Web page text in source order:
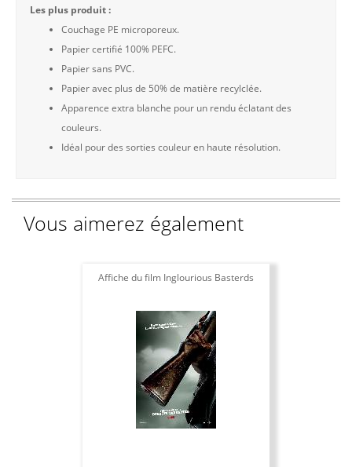
Les plus produit :
Couchage PE microporeux.
Papier certifié 100% PEFC.
Papier sans PVC.
Papier avec plus de 50% de matière recylclée.
Apparence extra blanche pour un rendu éclatant des
couleurs.
Idéal pour des sorties couleur en haute résolution.
Vous aimerez également
Affiche du film Inglourious Basterds